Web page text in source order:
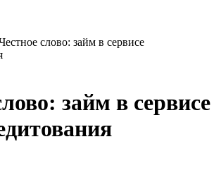
слово: займ в сервисе
займ в сервисе